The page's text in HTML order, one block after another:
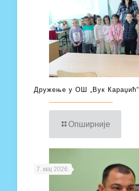
Дружење у ОШ „Вук Караџић“
Опширније
7. мај 2026.